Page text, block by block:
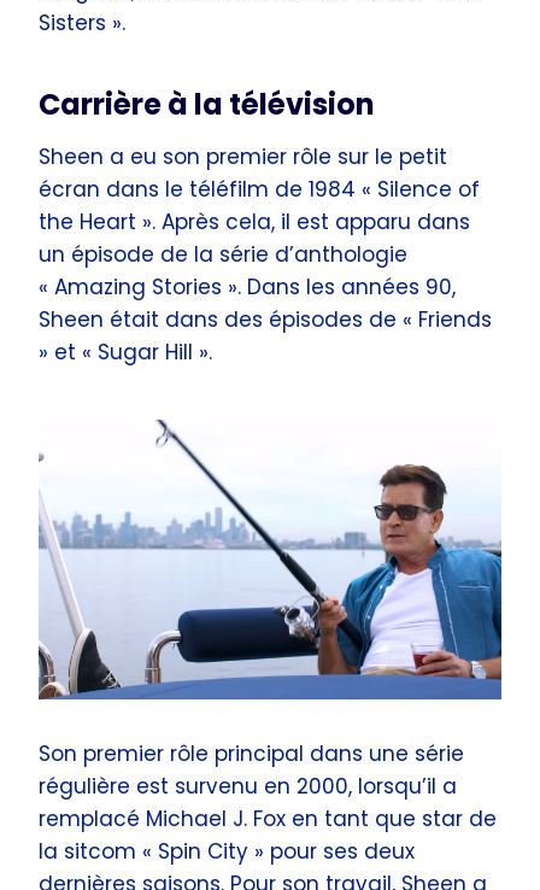
Sisters ».
Carrière à la télévision
Sheen a eu son premier rôle sur le petit
écran dans le téléfilm de 1984 « Silence of
the Heart ». Après cela, il est apparu dans
un épisode de la série d’anthologie
« Amazing Stories ». Dans les années 90,
Sheen était dans des épisodes de « Friends
» et « Sugar Hill ».
Son premier rôle principal dans une série
régulière est survenu en 2000, lorsqu’il a
remplacé Michael J. Fox en tant que star de
la sitcom « Spin City » pour ses deux
dernières saisons. Pour son travail, Sheen a